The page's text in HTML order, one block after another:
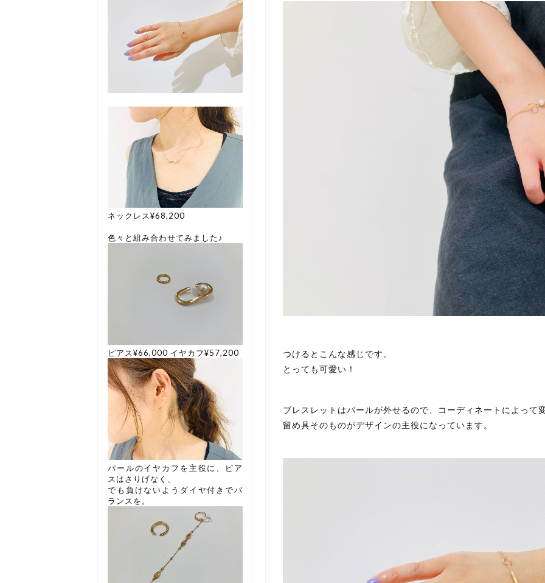
つけるとこんな感じです。
とっても可愛い！
ブレスレットはパールが外せるので、コーディネートによって
留め具そのものがデザインの主役になっています。
ネックレス¥68,200
色々と組み合わせてみました♪
ピアス¥66,000 イヤカフ¥57,200
パールのイヤカフを主役に、ピア
スはさりげなく、
でも負けないようダイヤ付きでバ
ランスを。